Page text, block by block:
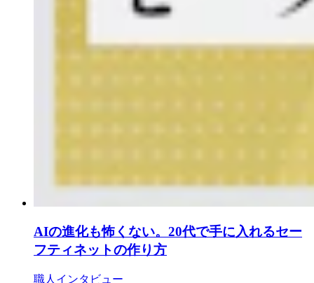
AIの進化も怖くない。20代で手に入れるセー
フティネットの作り方
職人インタビュー